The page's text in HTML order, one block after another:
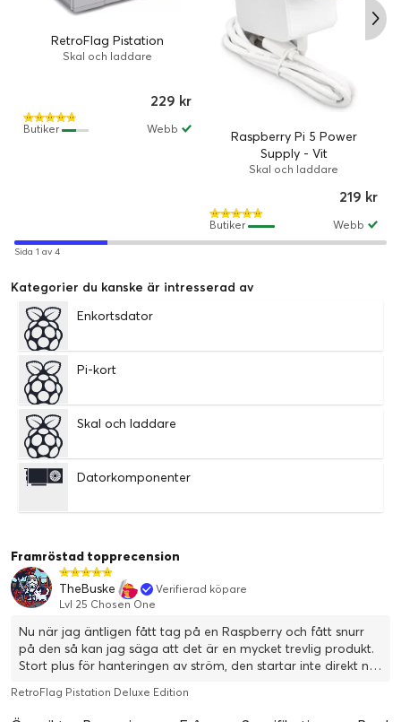
RetroFlag Pistation
Skal och laddare
229 kr
Webb
Butiker
Raspberry Pi 5 Power
Supply - Vit
Skal och laddare
219 kr
Webb
Butiker
Sida 1 av 4
Kategorier du kanske är intresserad av
Enkortsdator
Pi-kort
Skal och laddare
Datorkomponenter
Framröstad topprecension
TheBuske
Verifierad köpare
Lvl 25 Chosen One
Nu när jag äntligen fått tag på en Raspberry och fått snurr
på den så kan jag säga att det är en mycket trevlig produkt.
Stort plus för hanteringen av ström, den startar inte direkt när
Power för att starta. Installerar man sen scriptet för
strömhantering så stänger den av på ett kontrollerat sätt när
RetroFlag Pistation Deluxe Edition